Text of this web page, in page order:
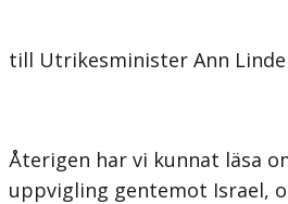
till Utrikesminister Ann Linde
Återigen har vi kunnat läsa
uppvigling gentemot Israel,